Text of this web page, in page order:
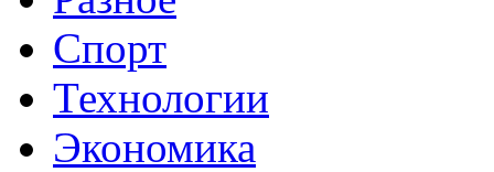
Спорт
Технологии
Экономика